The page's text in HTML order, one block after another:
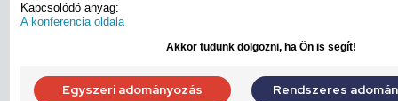
Kapcsolódó anyag:
A konferencia oldala
Akkor tudunk dolgozni, ha Ön is segít!